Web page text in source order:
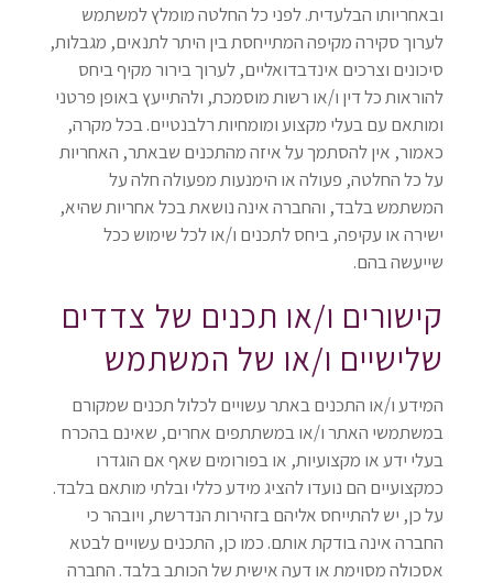
ובאחריותו הבלעדית. לפני כל החלטה מומלץ למשתמש
לערוך סקירה מקיפה המתייחסת בין היתר לתנאים, מגבלות,
סיכונים וצרכים אינדבדואליים, לערוך בירור מקיף ביחס
להוראות כל דין ו/או רשות מוסמכת, ולהתייעץ באופן פרטני
ומותאם עם בעלי מקצוע ומומחיות רלבנטיים. בכל מקרה,
כאמור, אין להסתמך על איזה מהתכנים שבאתר, האחריות
על כל החלטה, פעולה או הימנעות מפעולה חלה על
המשתמש בלבד, והחברה אינה נושאת בכל אחריות שהיא,
ישירה או עקיפה, ביחס לתכנים ו/או לכל שימוש ככל
שייעשה בהם.
קישורים ו/או תכנים של צדדים
שלישיים ו/או של המשתמש
המידע ו/או התכנים באתר עשויים לכלול תכנים שמקורם
במשתמשי האתר ו/או במשתתפים אחרים, שאינם בהכרח
בעלי ידע או מקצועיות, או בפורומים שאף אם הוגדרו
כמקצועיים הם נועדו להציג מידע כללי ובלתי מותאם בלבד.
על כן, יש להתייחס אליהם בזהירות הנדרשת, ויובהר כי
החברה אינה בודקת אותם. כמו כן, התכנים עשויים לבטא
אסכולה מסוימת או דעה אישית של הכותב בלבד. החברה